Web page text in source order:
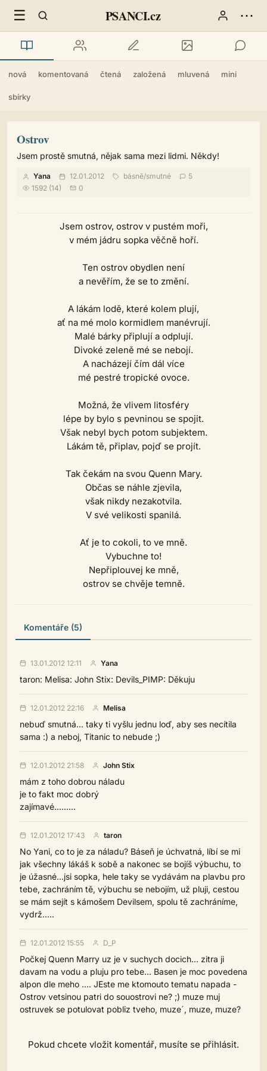
☰ PSANCI.cz ⋯
nová komentovaná čtená založená mluvená mini
sbírky
Ostrov
Jsem prostě smutná, nějak sama mezi lidmi. Někdy!
Yana 12.01.2012 básně/smutné
5
1592 (14)
0
Jsem ostrov, ostrov v pustém moři,
v mém jádru sopka věčně hoří.
Ten ostrov obydlen není
a nevěřím, že se to změní.
A lákám lodě, které kolem plují,
ať na mé molo kormidlem manévrují.
Malé bárky připlují a odplují.
Divoké zeleně mé se nebojí.
A nacházejí čím dál více
mé pestré tropické ovoce.
Možná, že vlivem litosféry
lépe by bylo s pevninou se spojit.
Však nebyl bych potom subjektem.
Lákám tě, připlav, pojď se projít.
Tak čekám na svou Quenn Mary.
Občas se náhle zjevila,
však nikdy nezakotvila.
V své velikosti spanilá.
Ať je to cokoli, to ve mně.
Vybuchne to!
Nepřiplouvej ke mně,
ostrov se chvěje temně.
Komentáře (5)
13.01.2012 12:11 Yana
taron: Melisa: John Stix: Devils_PIMP: Děkuju
12.01.2012 22:16 Melisa
nebuď smutná... taky ti vyšlu jednu loď, aby ses necítila
sama :) a neboj, Titanic to nebude ;)
12.01.2012 21:58 John Stix
mám z toho dobrou náladu
je to fakt moc dobrý
zajímavé.........
12.01.2012 17:43 taron
No Yani, co to je za náladu? Báseň je úchvatná, líbí se mi
jak všechny lákáš k sobě a nakonec se bojíš výbuchu, to
je úžasné...jsi sopka, hele taky se vydávám na plavbu pro
tebe, zachráním tě, výbuchu se nebojím, už pluji, cestou
se mám sejít s kámošem Devilsem, spolu tě zachráníme,
vydrž.....
12.01.2012 15:55 D_P
Počkej Quenn Marry uz je v suchych docich... zitra ji
davam na vodu a pluju pro tebe... Basen je moc povedena
alpon dle meho .... JEste me ktomouto tematu napada -
Ostrov vetsinou patri do souostrovi ne? ;) muze muj
ostruvek se potulovat pobliz tveho, muze´, muze, muze?
Pokud chcete vložit komentář, musíte se přihlásit.